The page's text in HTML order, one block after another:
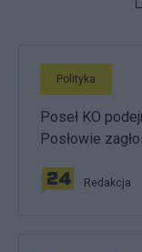
Polityka
Poseł KO
Posłowie
Redakcja